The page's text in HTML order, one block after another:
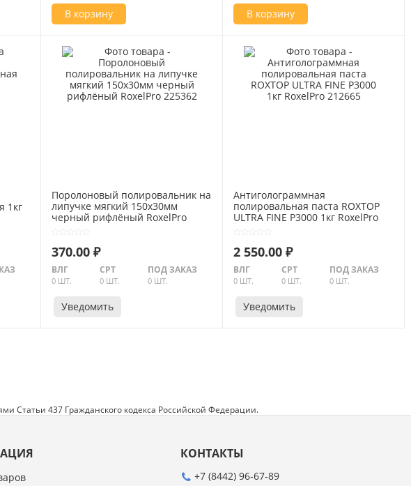
В корзину В корзину
1кг
Поролоновый полировальник на
липучке мягкий 150х30мм
черный рифлёный RoxelPro
370.00 ₽
ВЛГ
0 ШТ.
СРТ
0 ШТ.
ПОД ЗАКАЗ
0 ШТ.
Уведомить
Антиголограммная
полировальная паста ROXTOP
ULTRA FINE P3000 1кг RoxelPro
2 550.00 ₽
ВЛГ
0 ШТ.
СРТ
0 ШТ.
ПОД ЗАКАЗ
0 ШТ.
Уведомить
Статьи 437 Гражданского кодекса Российской Федерации.
КОНТАКТЫ
+7 (8442) 96-67-89